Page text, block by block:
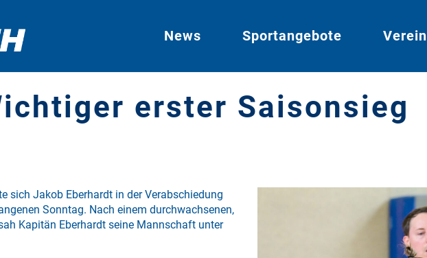
News Sportangebote Verein
erster Saisonsieg
sich Jakob Eberhardt in der Verabschiedung
Sonntag. Nach einem durchwachsenen,
Kapitän Eberhardt seine Mannschaft unter